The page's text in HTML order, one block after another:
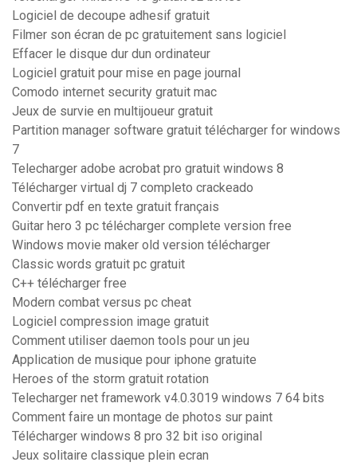
Logiciel de decoupe adhesif gratuit
Filmer son écran de pc gratuitement sans logiciel
Effacer le disque dur dun ordinateur
Logiciel gratuit pour mise en page journal
Comodo internet security gratuit mac
Jeux de survie en multijoueur gratuit
Partition manager software gratuit télécharger for windows
7
Telecharger adobe acrobat pro gratuit windows 8
Télécharger virtual dj 7 completo crackeado
Convertir pdf en texte gratuit français
Guitar hero 3 pc télécharger complete version free
Windows movie maker old version télécharger
Classic words gratuit pc gratuit
C++ télécharger free
Modern combat versus pc cheat
Logiciel compression image gratuit
Comment utiliser daemon tools pour un jeu
Application de musique pour iphone gratuite
Heroes of the storm gratuit rotation
Telecharger net framework v4.0.3019 windows 7 64 bits
Comment faire un montage de photos sur paint
Télécharger windows 8 pro 32 bit iso original
Jeux solitaire classique plein ecran